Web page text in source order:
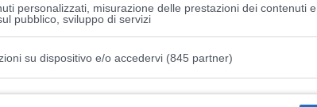
personalizzati, misurazione delle prestazioni dei contenuti
pubblico, sviluppo di servizi
su dispositivo e/o accedervi (845 partner)
speciali
Articolo successivo
Modena, la sicurezza stradale fa tappa
al Netgarage “Le Torri”